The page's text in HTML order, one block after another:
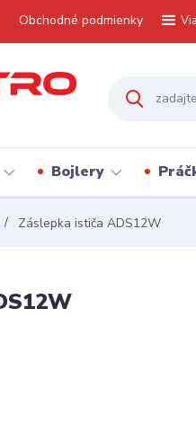
Obchodné podmienky
Bojlery
Záslepka ističa ADS12W